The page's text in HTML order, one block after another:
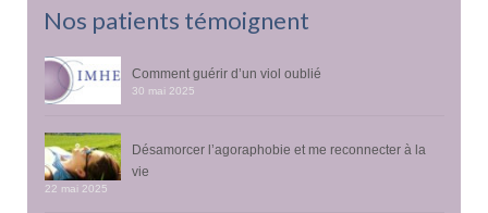
Nos patients témoignent
Comment guérir d’un viol oublié
30 mai 2025
Désamorcer l’agoraphobie et me reconnecter à la
vie
22 mai 2025